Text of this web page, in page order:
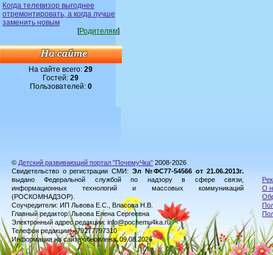
Когда телевизор выгоднее
отремонтировать, а когда лучше
заменить новым
[Родителям]
На сайте всего:29
Гостей:29
Пользователей: 0
© Детский развивающий портал "ПочемуЧка" 2008-2026
Свидетельство о регистрации СМИ: Эл №ФС77-54566 от 21.06.2013г.
выдано Федеральной службой по надзору в сфере связи,
информационных технологий и массовых коммуникаций
(РОСКОМНАДЗОР).
Соучредители: ИП Львова Е.С., Власова Н.В.
Главный редактор: Львова Елена Сергеевна
Электронный адрес редакции: info@pochemu4ka.ru
Телефон редакции: +79277797310
Информация на сайте обновлена: 09.08.2026
О